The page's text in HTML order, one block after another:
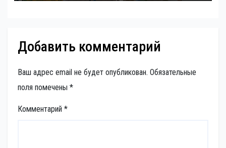
Добавить комментарий
Ваш адрес email не будет опубликован. Обязательные
поля помечены *
Комментарий *